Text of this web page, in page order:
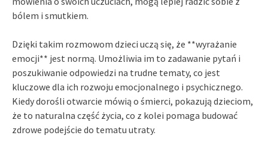
bólem i smutkiem.
Dzięki takim rozmowom dzieci uczą się, że **wyrażanie
emocji** jest normą. Umożliwia im to zadawanie pytań i
poszukiwanie odpowiedzi na trudne tematy, co jest
kluczowe dla ich rozwoju emocjonalnego i psychicznego.
Kiedy dorośli otwarcie mówią o śmierci, pokazują dzieciom,
że to naturalna część życia, co z kolei pomaga budować
zdrowe podejście do tematu utraty.